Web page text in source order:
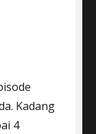
Kadang
4